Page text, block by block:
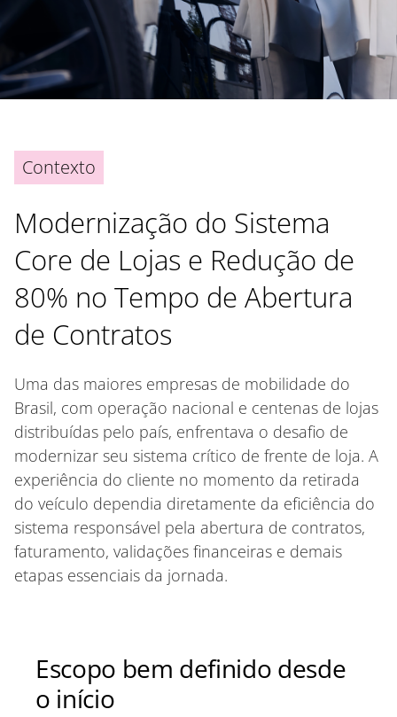
Contexto
Modernização do Sistema
Core de Lojas e Redução de
80% no Tempo de Abertura
de Contratos
Uma das maiores empresas de mobilidade do
Brasil, com operação nacional e centenas de lojas
distribuídas pelo país, enfrentava o desafio de
modernizar seu sistema crítico de frente de loja. A
experiência do cliente no momento da retirada
do veículo dependia diretamente da eficiência do
sistema responsável pela abertura de contratos,
faturamento, validações financeiras e demais
etapas essenciais da jornada.
Escopo bem definido desde
o início